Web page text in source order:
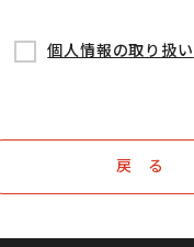
個人情報の取り扱い
戻 る